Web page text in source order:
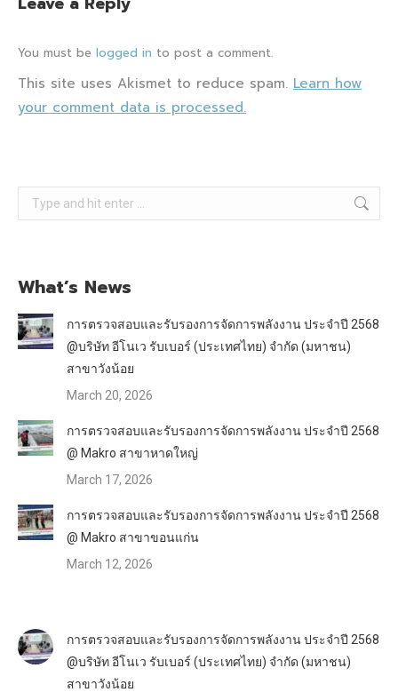
You must be logged in to post a comment.
This site uses Akismet to reduce spam. Learn how
your comment data is processed.
Search:
What’s News
การตรวจสอบและรับรองการจัดการพลังงาน ประจำปี 2568
@บริษัท อีโนเว รับเบอร์ (ประเทศไทย) จำกัด (มหาชน)
สาขาวังน้อย
March 20, 2026
การตรวจสอบและรับรองการจัดการพลังงาน ประจำปี 2568
@ Makro สาขาหาดใหญ่
March 17, 2026
การตรวจสอบและรับรองการจัดการพลังงาน ประจำปี 2568
@ Makro สาขาขอนแก่น
March 12, 2026
การตรวจสอบและรับรองการจัดการพลังงาน ประจำปี 2568
@บริษัท อีโนเว รับเบอร์ (ประเทศไทย) จำกัด (มหาชน)
สาขาวังน้อย